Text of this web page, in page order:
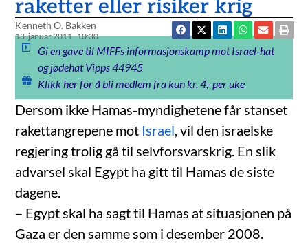
raketter eller risiker krig
Kenneth O. Bakken
13. januar 2011 10:30
Gi en gave til MIFFs informasjonskamp mot Israel-hat
og jødehat Vipps 44945
Klikk her for å bli medlem fra kun kr. 4,- per uke
Dersom ikke Hamas-myndighetene får stanset
rakettangrepene mot Israel, vil den israelske
regjering trolig gå til selvforsvarskrig. En slik
advarsel skal Egypt ha gitt til Hamas de siste
dagene.
– Egypt skal ha sagt til Hamas at situasjonen på
Gaza er den samme som i desember 2008.